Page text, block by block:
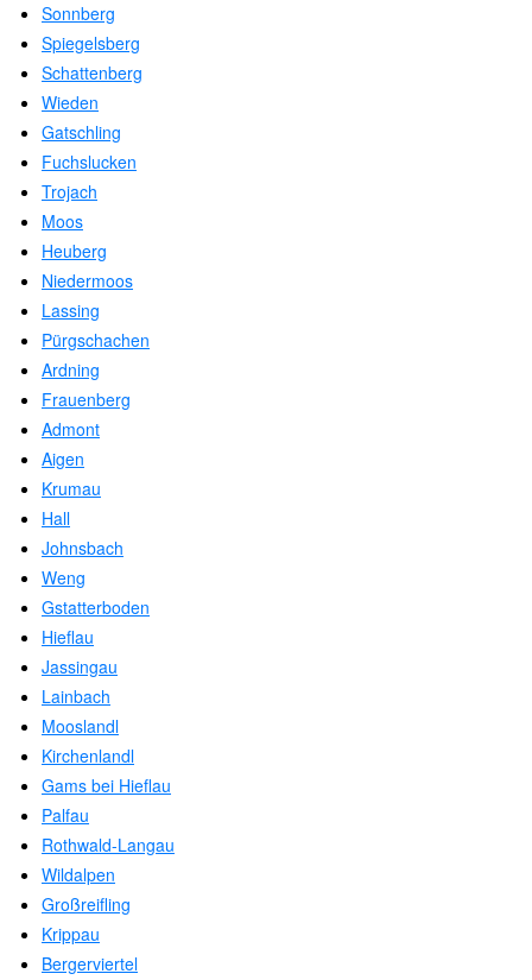
Sonnberg
Spiegelsberg
Schattenberg
Wieden
Gatschling
Fuchslucken
Trojach
Moos
Heuberg
Niedermoos
Lassing
Pürgschachen
Ardning
Frauenberg
Admont
Aigen
Krumau
Hall
Johnsbach
Weng
Gstatterboden
Hieflau
Jassingau
Lainbach
Mooslandl
Kirchenlandl
Gams bei Hieflau
Palfau
Rothwald-Langau
Wildalpen
Großreifling
Krippau
Bergerviertel